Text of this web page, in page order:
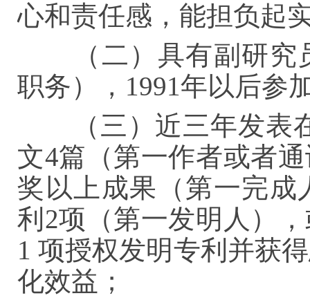
心和责任感，能担负起
（二）具有副研究
职务），1991年以后参
（三）近三年发表
文4篇（第一作者或者
奖以上成果（第一完成
利2项（第一发明人）
1 项授权发明专利并获
化效益；